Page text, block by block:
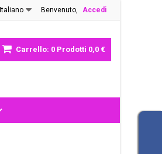
Benvenuto, Accedi
Italiano
Carrello: 0 Prodotti 0,0 €